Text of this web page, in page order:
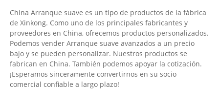
China Arranque suave es un tipo de productos de la fábrica
de Xinkong. Como uno de los principales fabricantes y
proveedores en China, ofrecemos productos personalizados.
Podemos vender Arranque suave avanzados a un precio
bajo y se pueden personalizar. Nuestros productos se
fabrican en China. También podemos apoyar la cotización.
¡Esperamos sinceramente convertirnos en su socio
comercial confiable a largo plazo!